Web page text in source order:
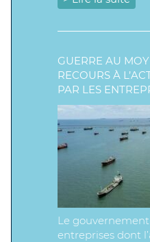
GUERRE AU
RECOURS À
PAR LES
Le
entreprises dont